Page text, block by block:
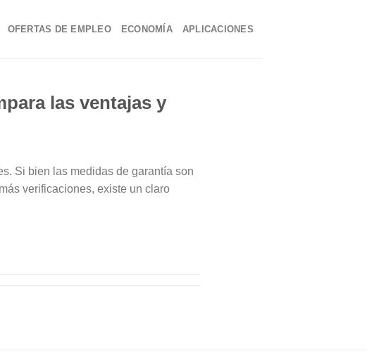
OFERTAS DE EMPLEO ECONOMÍA APLICACIONES
las ventajas y
Si bien las medidas de garantía son
verificaciones, existe un claro